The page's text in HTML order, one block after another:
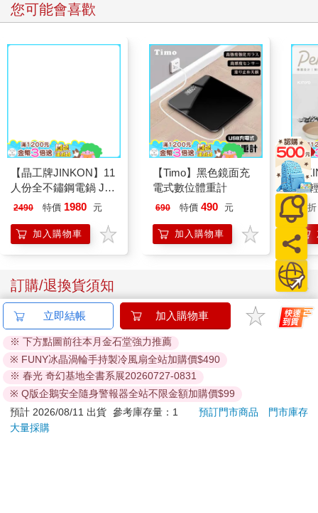
您可能會喜歡
【晶工牌JINKON】11
人份全不鏽鋼電鍋 JK-
1108
2490 特價 1980 元
加入購物車
【Timo】黑色鏡面充
電式數位體重計
690 特價 490 元
加入購物車
【
列-
平
56 折
訂購/退換貨須知
加入金石堂 LINE 官方帳號『完成綁定』，隨時掌握出貨動
態：
提醒您！！
立即結帳 加入購物車
※ 下方點圖前往本月金石堂強力推薦
※ FUNY冰晶渦輪手持製冷風扇全站加購價$490
※ 春光 奇幻基地全書系展20260727-0831
※ Q版企鵝安全隨身警報器全站不限金額加購價$99
預計 2026/08/11 出貨 參考庫存量：1 預訂門市商品
門市庫存
大量採購